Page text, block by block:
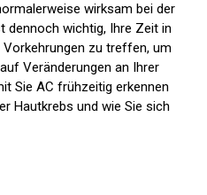
wirksam bei der
dennoch wichtig, Ihre Zeit in
zu treffen, um
Veränderungen an Ihrer
Sie AC frühzeitig erkennen
Hautkrebs und wie Sie sich